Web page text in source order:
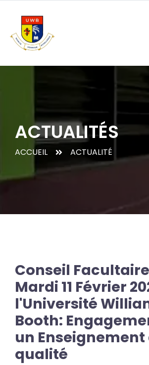
ACTUALITÉS
ACCUEIL ACTUALITÉ
Conseil
Mardi 11 Février
l'Université
Booth:
un Enseignement
qualité